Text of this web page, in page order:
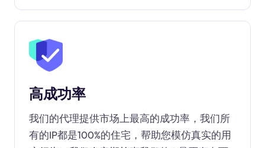
高成功率
我们的代理提供市场上最高的成功率，我们所
有的IP都是100%的住宅，帮助您模仿真实的用